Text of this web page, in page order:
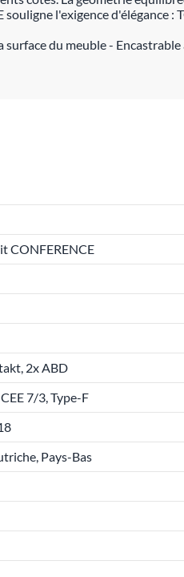
l'exigence d'élégance
du meuble -
CONFERENCE
2x ABD
7/3, Type-F
Pays-Bas